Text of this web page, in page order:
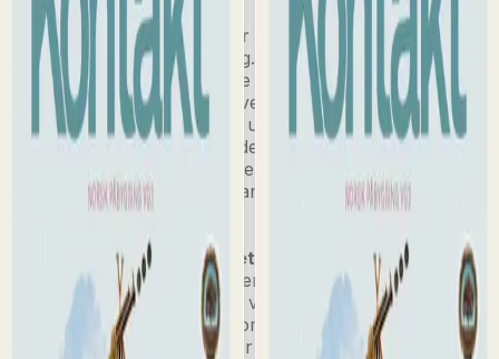
Alt i én bok
Teoristoff og tekstsamling er i samme bok, det gjør
lærestoffet lettere tilgjengelig. Særegent for læreverket
er at teoridelen har grundige omtaler og eksempler fra
mange av tekstene som elevene finner i tekstsamlingen.
Slik får elevene se hvordan ulike typer tekster skal
omtales og analyseres når de selv skal jobbe med
liknende tekster. Egne kapitler om retorikk og skriving av
tekster viser elevene hvordan de skal skrive tekster med
ulike formål.
Utvidet tekstsamling på nett
Tekstsamlingen i boka dekker hele litteraturhistorien,
men for å ha flere tekster å velge mellom, har vi en
egen tekstsamling på nett som supplerer og utvider
tekstsamlingen i boka. Det er oppgaver til alle tekstene.